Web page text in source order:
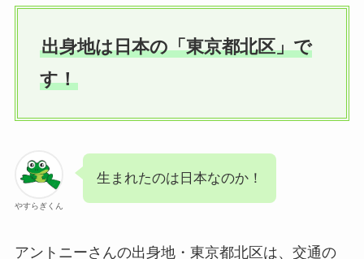
出身地は日本の「東京都北区」で
す！
やすらぎくん
生まれたのは日本なのか！
アントニーさんの出身地・東京都北区は、交通の